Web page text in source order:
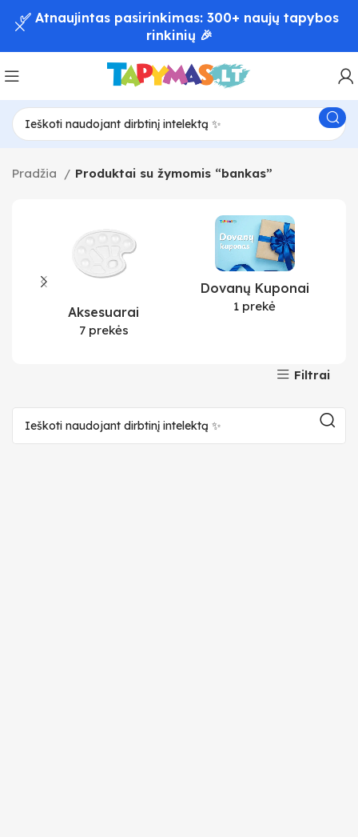
Pradžia Produktai su žymomis “bankas”
Aksesuarai
7 prekės
Dovanų Kuponai
1 prekė
Filtrai
✅ Atnaujintas pasirinkimas: 300+ naujų tapybos
rinkinių 🎉